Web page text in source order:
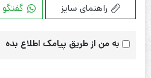
راهنمای سایز
به من از طریق پیامک اطلاع بده